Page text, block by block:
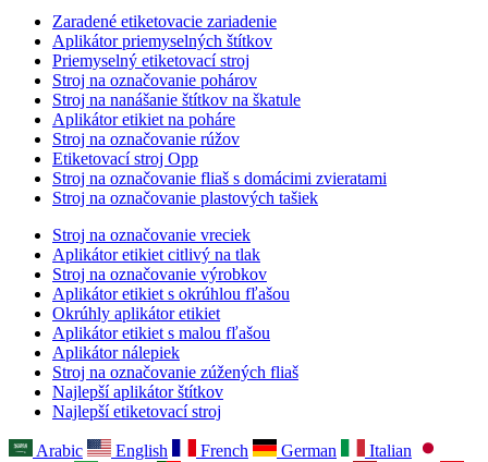
Zaradené etiketovacie zariadenie
Aplikátor priemyselných štítkov
Priemyselný etiketovací stroj
Stroj na označovanie pohárov
Stroj na nanášanie štítkov na škatule
Aplikátor etikiet na poháre
Stroj na označovanie rúžov
Etiketovací stroj Opp
Stroj na označovanie fliaš s domácimi zvieratami
Stroj na označovanie plastových tašiek
Stroj na označovanie vreciek
Aplikátor etikiet citlivý na tlak
Stroj na označovanie výrobkov
Aplikátor etikiet s okrúhlou fľašou
Okrúhly aplikátor etikiet
Aplikátor etikiet s malou fľašou
Aplikátor nálepiek
Stroj na označovanie zúžených fliaš
Najlepší aplikátor štítkov
Najlepší etiketovací stroj
Arabic English French German
Italian